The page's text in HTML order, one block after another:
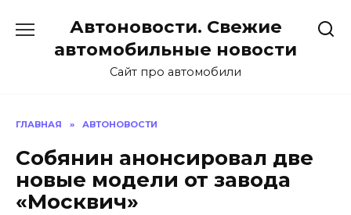
содержанию
Автоновости. Свежие
автомобильные новости
Сайт про автомобили
ГЛАВНАЯ » АВТОНОВОСТИ
Собянин анонсировал две
новые модели от завода
«Москвич»